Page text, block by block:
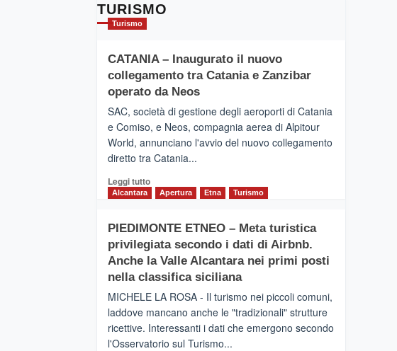
TURISMO
Turismo
CATANIA – Inaugurato il nuovo
collegamento tra Catania e Zanzibar
operato da Neos
SAC, società di gestione degli aeroporti di Catania
e Comiso, e Neos, compagnia aerea di Alpitour
World, annunciano l'avvio del nuovo collegamento
diretto tra Catania...
Leggi tuttoLeggi
CATANIA
–
Inaugurato
il
collegamento
tra
Catania
e
Alcantara Apertura Etna Turismo
PIEDIMONTE ETNEO – Meta turistica
privilegiata secondo i dati di Airbnb.
Anche la Valle Alcantara nei primi posti
nella classifica siciliana
MICHELE LA ROSA - Il turismo nei piccoli comuni,
laddove mancano anche le "tradizionali" strutture
ricettive. Interessanti i dati che emergono secondo
l'Osservatorio sul Turismo...